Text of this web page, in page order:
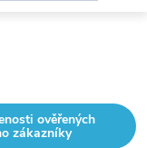
ověřených
zákazníky